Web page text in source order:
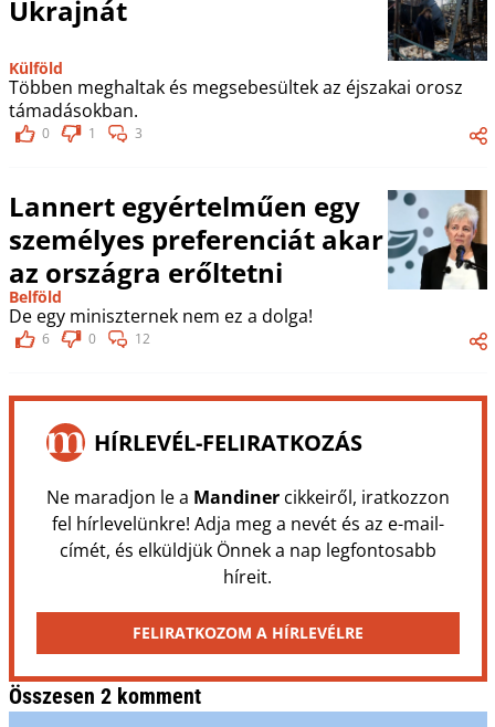
Ukrajnát
Külföld
Többen meghaltak és megsebesültek az éjszakai orosz
támadásokban.
0 1 3
Lannert egyértelműen egy
személyes preferenciát akar
az országra erőltetni
Belföld
De egy miniszternek nem ez a dolga!
6 0 12
HÍRLEVÉL-FELIRATKOZÁS
Ne maradjon le a Mandinercikkeiről, iratkozzon
fel hírlevelünkre! Adja meg a nevét és az e-mail-
címét, és elküldjük Önnek a nap legfontosabb
híreit.
FELIRATKOZOM A HÍRLEVÉLRE
Összesen 2 komment